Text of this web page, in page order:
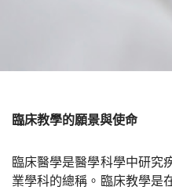
臨床教學的願景與使命
臨床醫學是醫學科學中研究
業學科的總稱。臨床教學是